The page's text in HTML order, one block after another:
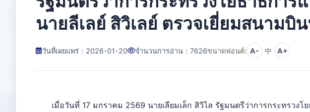
นายลีเลย์ สิวิเลย์ ตรวจเยี่ยมสนาม
วันที่เผยแพร่：2026-01-20 จำนวนการอ่าน： 7626ขนาดฟอนต์: A- 中 A+
เมื่อวันที่ 17 มกราคม 2569 นายเลียมเล็ก สิวิไล รัฐมนตรีว่าการกระทรวงโ